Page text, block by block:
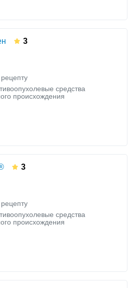
3
средства
происхождения
3
средства
происхождения